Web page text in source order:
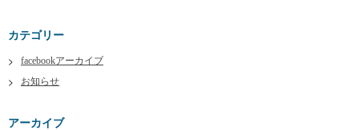
カテゴリー
facebookアーカイブ
お知らせ
アーカイブ